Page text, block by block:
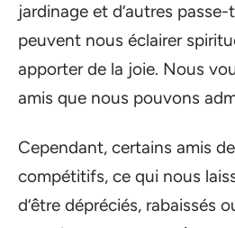
jardinage et d’autres
peuvent nous éclairer
apporter de la joie. Nous
amis que nous pouvons
Cependant, certains amis
compétitifs, ce qui nous
d’être dépréciés, rabaissés